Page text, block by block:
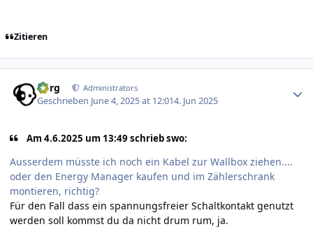
Zitieren
borg Administrators
Geschrieben June 4, 2025 at 12:014. Jun 2025
Am 4.6.2025 um 13:49 schrieb swo:
Ausserdem müsste ich noch ein Kabel zur Wallbox ziehen....
oder den Energy Manager kaufen und im Zählerschrank
montieren, richtig?
Für den Fall dass ein spannungsfreier Schaltkontakt genutzt
werden soll kommst du da nicht drum rum, ja.